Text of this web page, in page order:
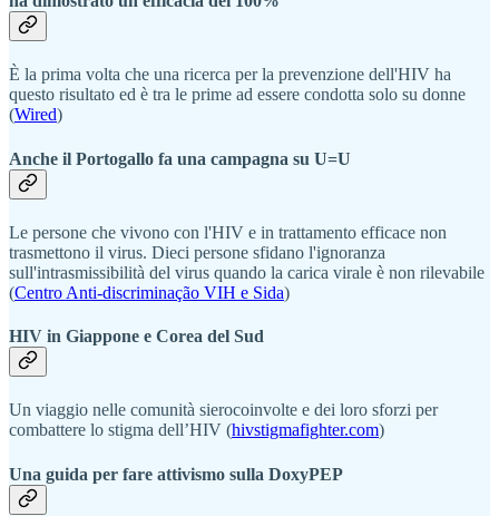
È la prima volta che una ricerca per la prevenzione dell'HIV ha
questo risultato ed è tra le prime ad essere condotta solo su donne
(Wired)
Anche il Portogallo fa una campagna su U=U
Le persone che vivono con l'HIV e in trattamento efficace non
trasmettono il virus. Dieci persone sfidano l'ignoranza
sull'intrasmissibilità del virus quando la carica virale è non rilevabile
(Centro Anti-discriminação VIH e Sida)
HIV in Giappone e Corea del Sud
Un viaggio nelle comunità sierocoinvolte e dei loro sforzi per
combattere lo stigma dell’HIV (hivstigmafighter.com)
Una guida per fare attivismo sulla DoxyPEP